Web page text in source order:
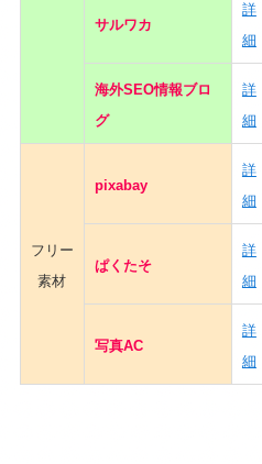
サルワカ
詳
細
海外SEO情報ブロ
グ
詳
細
フリー
素材
pixabay
詳
細
ぱくたそ
詳
細
写真AC
詳
細